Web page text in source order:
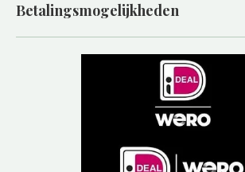
Betalingsmogelijkheden